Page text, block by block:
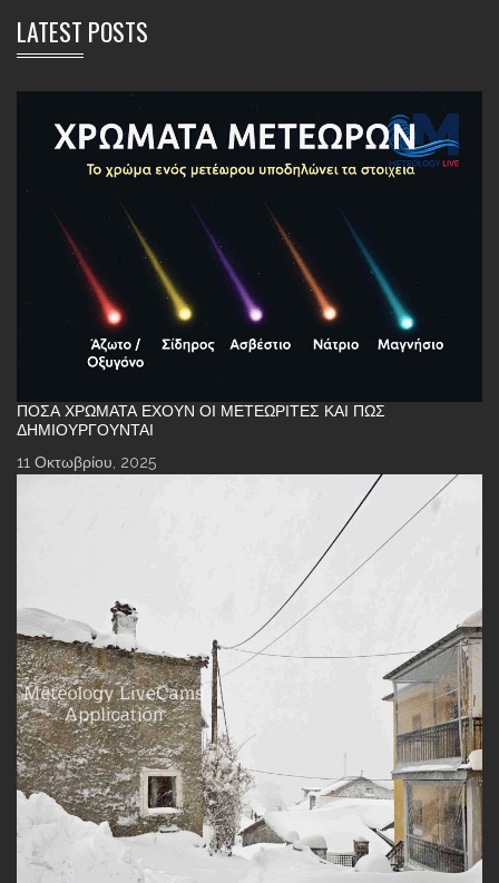
LATEST POSTS
ΠΌΣΑ ΧΡΏΜΑΤΑ ΈΧΟΥΝ ΟΙ ΜΕΤΕΩΡΊΤΕΣ ΚΑΙ ΠΏΣ
ΔΗΜΙΟΥΡΓΟΎΝΤΑΙ
11 Οκτωβρίου, 2025